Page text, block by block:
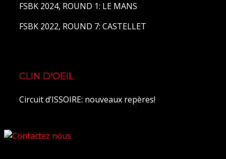
FSBK 2024, ROUND 1: LE MANS
FSBK 2022, ROUND 7: CASTELLET
CLIN D'OEIL
Circuit d’ISSOIRE: nouveaux repères!